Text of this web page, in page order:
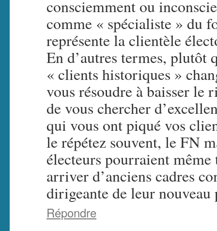
consciemment ou
comme « spécialiste » du
représente la clientèle
En d’autres termes, plutôt
« clients historiques »
vous résoudre à baisser le
de vous chercher
qui vous ont piqué vos
le répétez souvent, le FN
électeurs pourraient
arriver d’anciens cadres
dirigeante de leur
Répondre